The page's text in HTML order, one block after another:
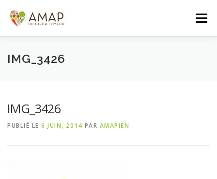
contenu
Menu
ACCUEIL L’AMAP
PANIER DE LA SEMAINE
IMG_3426
IMG_3426
PUBLIÉ LE 6 JUIN, 2014 PAR AMAPIEN